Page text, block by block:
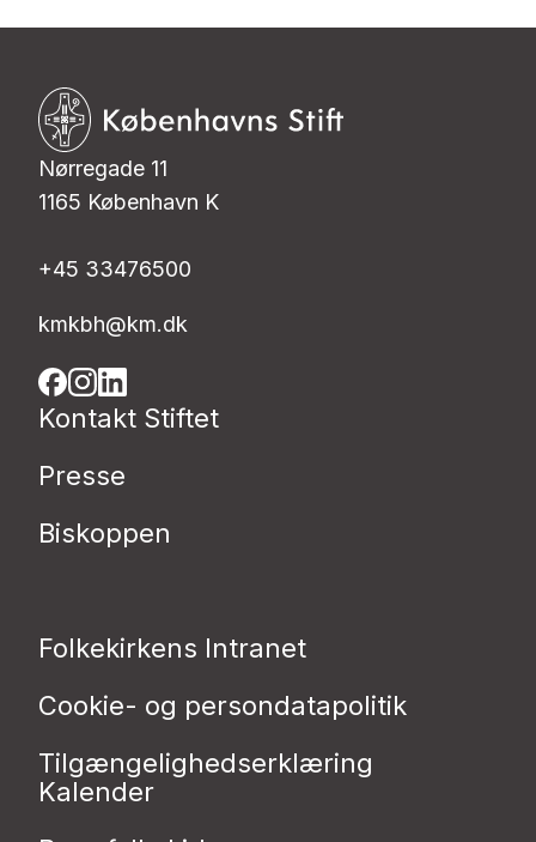
Nørregade 11
1165 København K
+45 33476500
kmkbh@km.dk
Kontakt Stiftet
Presse
Biskoppen
Folkekirkens Intranet
Cookie- og persondatapolitik
Tilgængelighedserklæring
Kalender